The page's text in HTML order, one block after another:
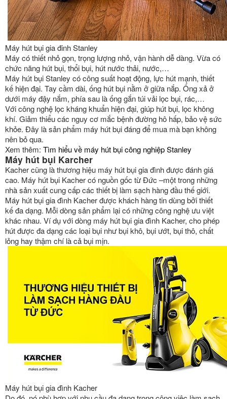
Máy hút bụi gia đinh Stanley
Máy có thiết nhỏ gọn, trọng lượng nhỏ, vận hành dễ dàng. Vừa có
chức năng hút bụi, thổi bụi, hút nước thải, nước,…
Máy hút bụi Stanley có công suất hoạt động, lực hút mạnh, thiết
kế hiện đại. Tay cầm dài, ống hút bụi nằm ở giữa nắp. Ống xả ở
dưới máy đậy nắm, phía sau là ống gắn túi vải lọc bụi, rác,…
Với công nghệ lọc kháng khuẩn hiện đại, giúp hút bụi, lọc không
khí. Giảm thiểu các nguy cơ mắc bệnh đường hô hấp, bảo vệ sức
khỏe. Đây là sản phẩm máy hút bụi đáng để mua mà bạn không
nên bỏ qua.
Xem thêm: Tìm hiểu về máy hút bụi công nghiệp Stanley
Máy hút bụi Karcher
Kacher cũng là thương hiệu máy hút bụi gia đình được đánh giá
cao. Máy hút bụi Kacher có nguồn gốc từ Đức –một trong những
nhà sản xuất cung cấp các thiết bị làm sạch hàng đầu thế giới.
Máy hút bụi gia đình Kacher được khách hàng tin dùng bởi thiết
kế đa dạng. Mỗi dòng sản phẩm lại có những công nghệ ưu việt
khác nhau. Ví dụ với dòng máy hút bụi gia đình Kacher, cho phép
hút được đa dạng các loại bụi như bụi khô, bụi ướt, bụi thô, chất
lỏng hay thậm chí là cả bụi mịn.
Máy hút bụi gia đình Kacher